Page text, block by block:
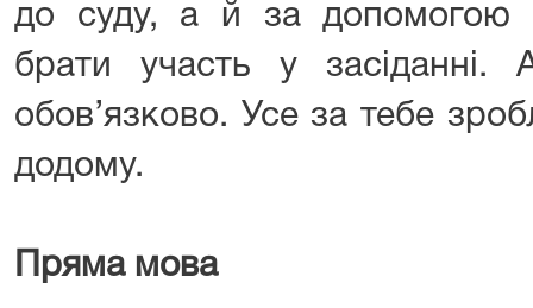
до суду, а й за допомогою
брати участь у
обов’язково. Усе за тебе
додому.
Пряма мова